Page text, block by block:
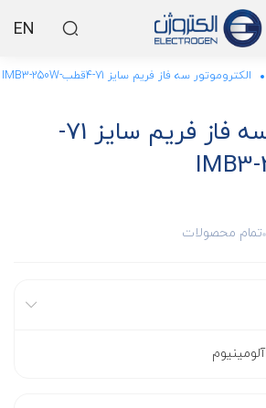
EN
الکتروموتور سه فاز فریم سایز 71-4قطب-IMB3-250W
الکتروموتور سه فاز فریم سایز 71-
تمام محصولات
آلومینیوم